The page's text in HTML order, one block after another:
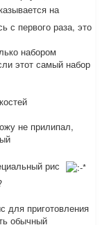
на
с первого раза, это
набором
этот самый набор
не прилипал,
рис
для приготовления
обычный